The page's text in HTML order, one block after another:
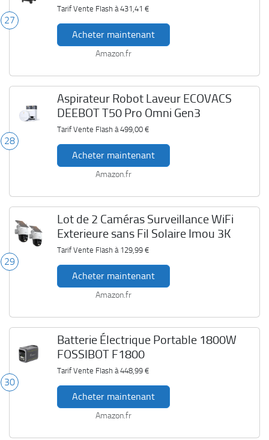
27
Tarif Vente Flash à 431,41 €
Acheter maintenant
Amazon.fr
28
Aspirateur Robot Laveur ECOVACS
DEEBOT T50 Pro Omni Gen3
Tarif Vente Flash à 499,00 €
Acheter maintenant
Amazon.fr
29
Lot de 2 Caméras Surveillance WiFi
Exterieure sans Fil Solaire Imou 3K
Tarif Vente Flash à 129,99 €
Acheter maintenant
Amazon.fr
30
Batterie Électrique Portable 1800W
FOSSIBOT F1800
Tarif Vente Flash à 448,99 €
Acheter maintenant
Amazon.fr